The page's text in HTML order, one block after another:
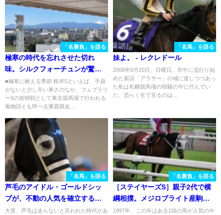
「名勝負」を語る
極寒の時代を忘れさせた切れ
味。シルクフォーチュンが驚異
的な末脚で制した2012年根岸Sを
振り返る
■極寒に耐える季節 根岸Sといえば、手袋
がないと少し辛い寒さのなか、フェブラリ
ーSの前哨戦として東京競馬場で行われる
風物詩とも呼べる重賞競走...
「名馬」を語る
妹よ。 - レクレドール
2006年8月20日、日曜日。市中に流行り始
めた新語「アラサー」の域に達しつつあっ
た私は札幌競馬場の喧騒の中に佇んでい
た。恐らく生で見るのは...
「名馬」を語る
芦毛のアイドル・ゴールドシッ
プが、不動の人気を確立するま
で。
大昔、芦毛は走らないと言われた時代があ
「名勝負」を語る
［ステイヤーズS］親子2代で横
綱相撲。メジロブライト産駒マ
キハタサイボーグの2007年ステ
1997年、この年はある1頭の馬が人気の中